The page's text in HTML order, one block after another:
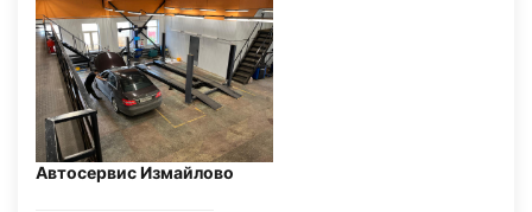
Автосервис Измайлово